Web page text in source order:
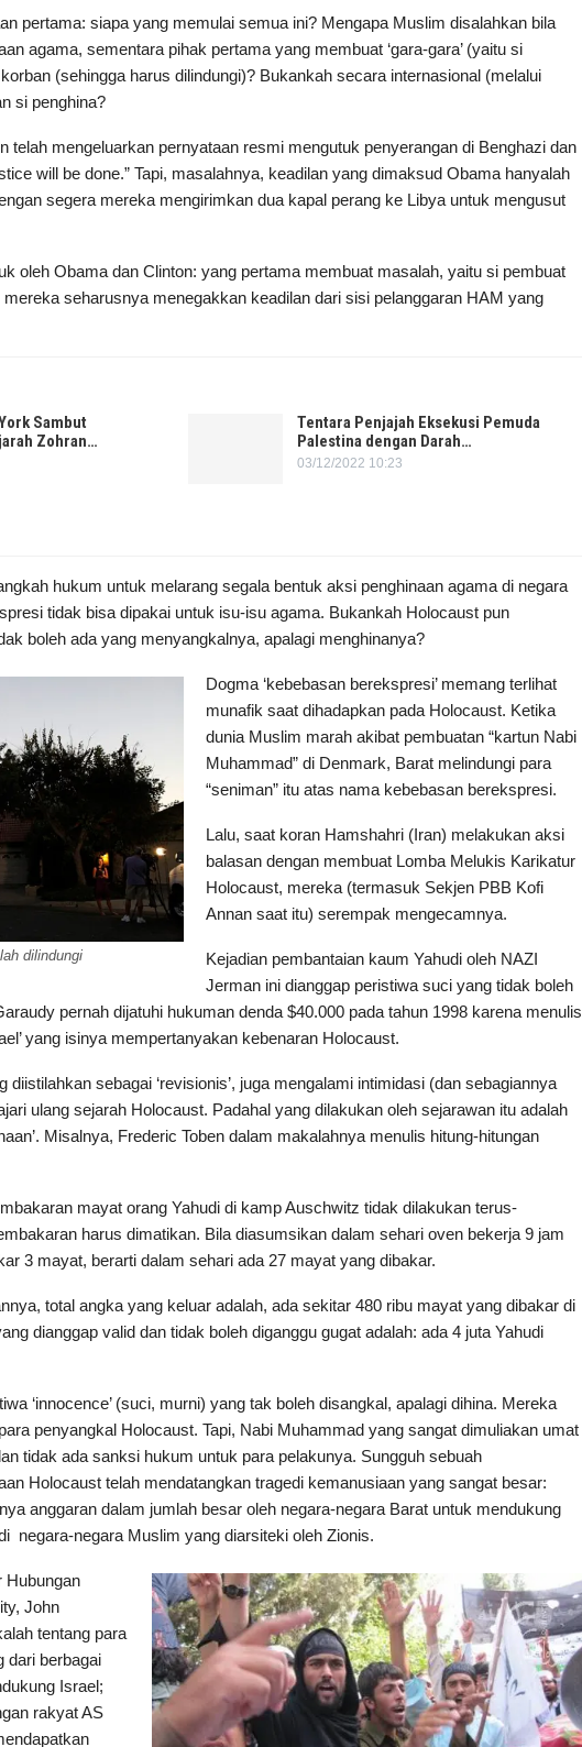
pertama: siapa yang memulai semua ini? Mengapa Muslim disalahkan bila
agama, sementara pihak pertama yang membuat ‘gara-gara’ (yaitu si
(sehingga harus dilindungi)? Bukankah secara internasional (melalui
si penghina?
telah mengeluarkan pernyataan resmi mengutuk penyerangan di Benghazi dan
will be done.” Tapi, masalahnya, keadilan yang dimaksud Obama hanyalah
segera mereka mengirimkan dua kapal perang ke Libya untuk mengusut
oleh Obama dan Clinton: yang pertama membuat masalah, yaitu si pembuat
seharusnya menegakkan keadilan dari sisi pelanggaran HAM yang
Sambut
Zohran…
Tentara Penjajah Eksekusi Pemuda
Palestina dengan Darah…
03/12/2022 10:23
hukum untuk melarang segala bentuk aksi penghinaan agama di negara
tidak bisa dipakai untuk isu-isu agama. Bukankah Holocaust pun
boleh ada yang menyangkalnya, apalagi menghinanya?
dilindungi
Dogma ‘kebebasan berekspresi’ memang terlihat
munafik saat dihadapkan pada Holocaust. Ketika
dunia Muslim marah akibat pembuatan “kartun Nabi
Muhammad” di Denmark, Barat melindungi para
“seniman” itu atas nama kebebasan berekspresi.
Lalu, saat koran Hamshahri (Iran) melakukan aksi
balasan dengan membuat Lomba Melukis Karikatur
Holocaust, mereka (termasuk Sekjen PBB Kofi
Annan saat itu) serempak mengecamnya.
Kejadian pembantaian kaum Yahudi oleh NAZI
Jerman ini dianggap peristiwa suci yang tidak boleh
pernah dijatuhi hukuman denda $40.000 pada tahun 1998 karena menulis
yang isinya mempertanyakan kebenaran Holocaust.
diistilahkan sebagai ‘revisionis’, juga mengalami intimidasi (dan sebagiannya
ulang sejarah Holocaust. Padahal yang dilakukan oleh sejarawan itu adalah
Misalnya, Frederic Toben dalam makalahnya menulis hitung-hitungan
mayat orang Yahudi di kamp Auschwitz tidak dilakukan terus-
harus dimatikan. Bila diasumsikan dalam sehari oven bekerja 9 jam
3 mayat, berarti dalam sehari ada 27 mayat yang dibakar.
total angka yang keluar adalah, ada sekitar 480 ribu mayat yang dibakar di
dianggap valid dan tidak boleh diganggu gugat adalah: ada 4 juta Yahudi
‘innocence’ (suci, murni) yang tak boleh disangkal, apalagi dihina. Mereka
penyangkal Holocaust. Tapi, Nabi Muhammad yang sangat dimuliakan umat
tidak ada sanksi hukum untuk para pelakunya. Sungguh sebuah
Holocaust telah mendatangkan tragedi kemanusiaan yang sangat besar:
anggaran dalam jumlah besar oleh negara-negara Barat untuk mendukung
negara-negara Muslim yang diarsiteki oleh Zionis.
Hubungan
John
tentang para
dari berbagai
Israel;
rakyat AS